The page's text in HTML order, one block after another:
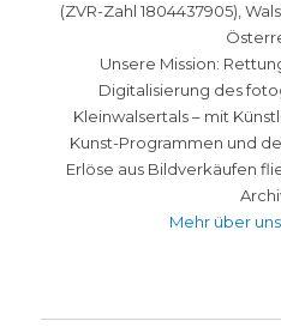
(ZVR-Zahl 1804437905),
Unsere Mission:
Digitalisierung des
Kleinwalsertals – mit
Kunst-Programmen und
Erlöse aus Bildverkäufen
Mehr über